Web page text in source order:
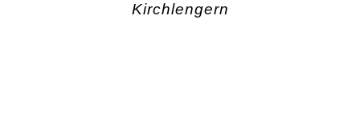
Kirchlengern